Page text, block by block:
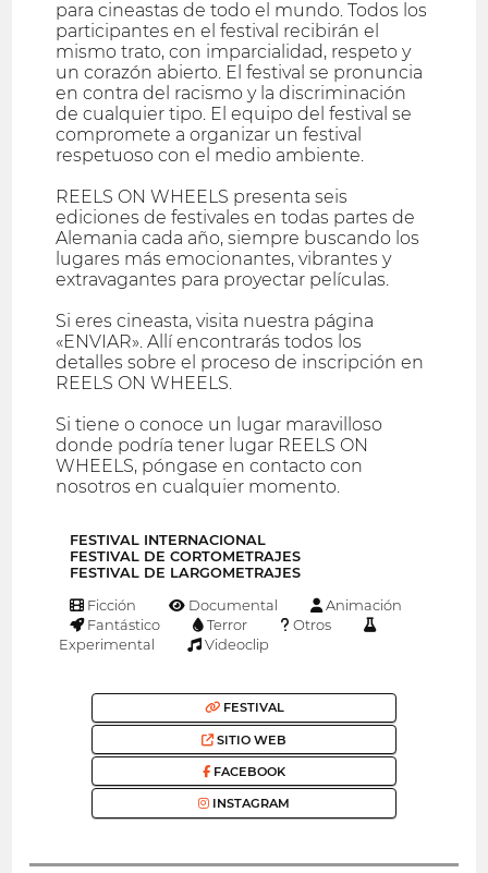
para cineastas de todo el mundo. Todos los
participantes en el festival recibirán el
mismo trato, con imparcialidad, respeto y
un corazón abierto. El festival se pronuncia
en contra del racismo y la discriminación
de cualquier tipo. El equipo del festival se
compromete a organizar un festival
respetuoso con el medio ambiente.
REELS ON WHEELS presenta seis
ediciones de festivales en todas partes de
Alemania cada año, siempre buscando los
lugares más emocionantes, vibrantes y
extravagantes para proyectar películas.
Si eres cineasta, visita nuestra página
«ENVIAR». Allí encontrarás todos los
detalles sobre el proceso de inscripción en
REELS ON WHEELS.
Si tiene o conoce un lugar maravilloso
donde podría tener lugar REELS ON
WHEELS, póngase en contacto con
nosotros en cualquier momento.
FESTIVAL INTERNACIONAL
FESTIVAL DE CORTOMETRAJES
FESTIVAL DE LARGOMETRAJES
Ficción Documental
Animación
Fantástico
Terror
Otros
Experimental
Videoclip
FESTIVAL
SITIO WEB
FACEBOOK
INSTAGRAM